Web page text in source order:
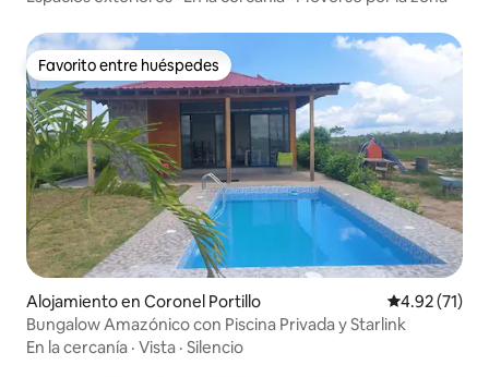
Favorito entre huéspedes
Favorito entre huéspedes
Alojamiento en Coronel Portillo Calificación
4.92 (71)
Bungalow Amazónico con Piscina Privada y Starlink
En la cercanía · Vista · Silencio